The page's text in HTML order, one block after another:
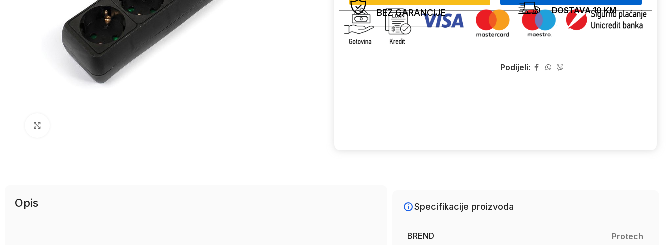
BEZ GARANCIJE DOSTAVA 10 KM
Podijeli:
Opis Specifikacije proizvoda
BREND Protech